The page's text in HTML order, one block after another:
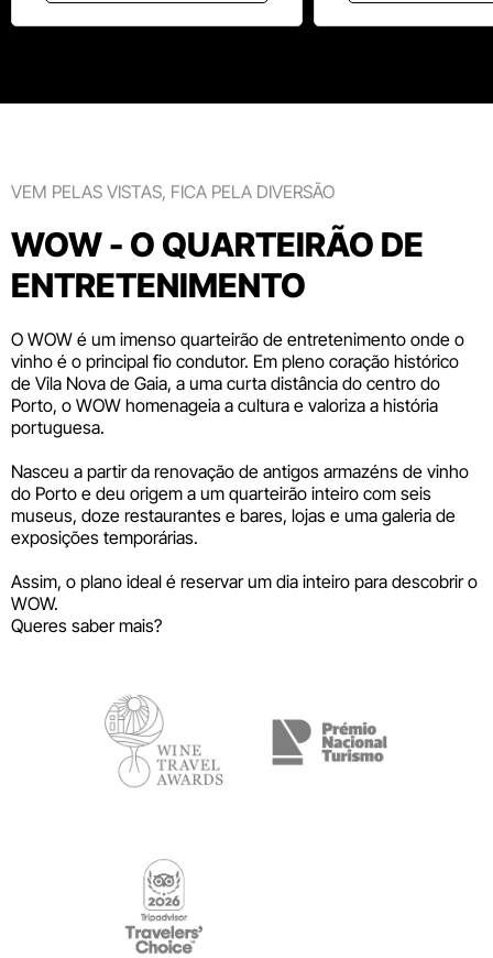
VEM PELAS VISTAS, FICA PELA DIVERSÃO
WOW - O QUARTEIRÃO DE
ENTRETENIMENTO
O WOW é um imenso quarteirão de entretenimento onde o
vinho é o principal fio condutor. Em pleno coração histórico
de Vila Nova de Gaia, a uma curta distância do centro do
Porto, o WOW homenageia a cultura e valoriza a história
portuguesa.
Nasceu a partir da renovação de antigos armazéns de vinho
do Porto e deu origem a um quarteirão inteiro com seis
museus, doze restaurantes e bares, lojas e uma galeria de
exposições temporárias.
Assim, o plano ideal é reservar um dia inteiro para descobrir o
WOW.
Queres saber mais?